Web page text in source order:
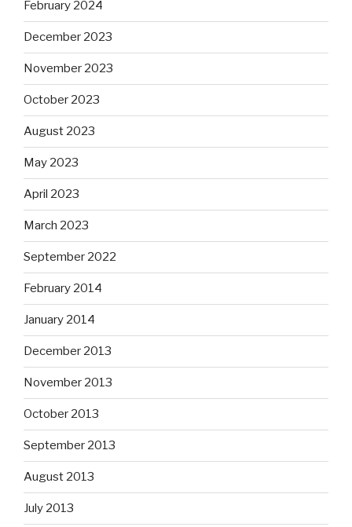
February 2024
December 2023
November 2023
October 2023
August 2023
May 2023
April 2023
March 2023
September 2022
February 2014
January 2014
December 2013
November 2013
October 2013
September 2013
August 2013
July 2013